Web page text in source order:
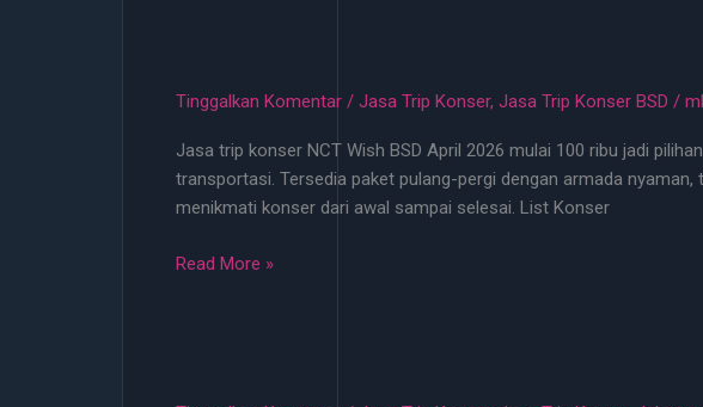
Cuma
Ribu
Bisa
Jemput
Titik
Tinggalkan Komentar / Jasa Trip Konser, Jasa Trip Konser BSD /
Jasa trip konser NCT Wish BSD April 2026 mulai 100 ribu jadi
transportasi. Tersedia paket pulang-pergi dengan armada
menikmati konser dari awal sampai selesai. List Konser
Jasa
Read More »